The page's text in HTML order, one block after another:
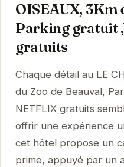
OISEAUX, 3Km
Parking gratuit
gratuits
Chaque détail au LE
du Zoo de Beauval,
NETFLIX gratuits
offrir une expérience
cet hôtel propose un
prime, appuyé par un